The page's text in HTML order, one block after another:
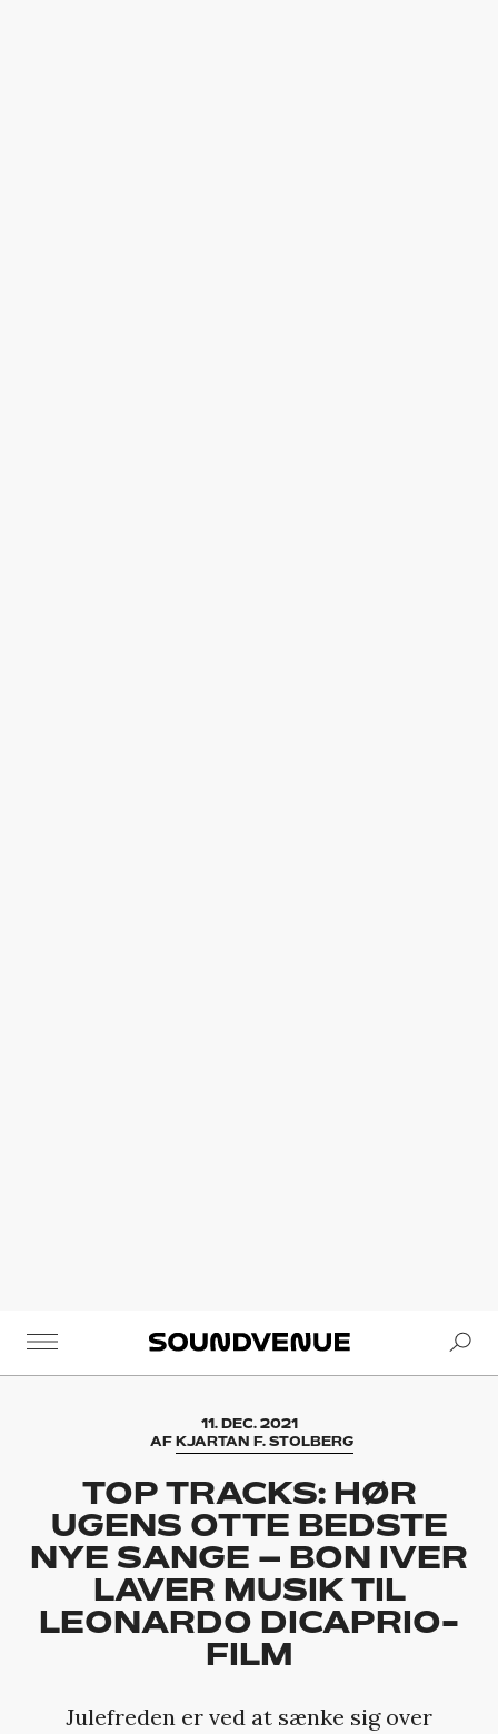
Soundvenue
11. DEC. 2021
AF KJARTAN F. STOLBERG
TOP TRACKS: HØR
UGENS OTTE BEDSTE
NYE SANGE – BON IVER
LAVER MUSIK TIL
LEONARDO DICAPRIO-
FILM
Julefreden er ved at sænke sig over